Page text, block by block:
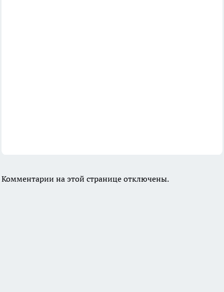
Комментарии на этой странице отключены.